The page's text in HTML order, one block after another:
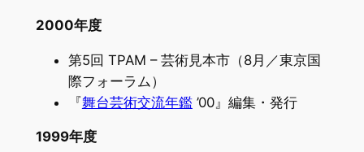
2000年度
第5回 TPAM – 芸術見本市（8月／東京国
際フォーラム）
『舞台芸術交流年鑑’00』編集・発行
1999年度